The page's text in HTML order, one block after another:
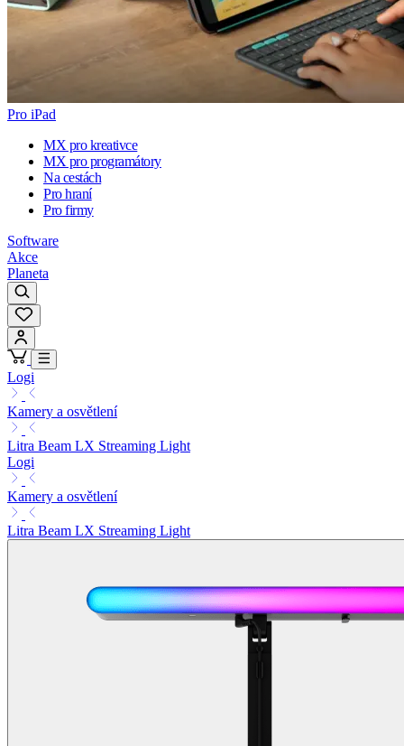
Pro iPad
MX pro kreativce
MX pro programátory
Na cestách
Pro hraní
Pro firmy
Software
Akce
Planeta
Logi
Kamery a osvětlení
Litra Beam LX Streaming Light
Logi
Kamery a osvětlení
Litra Beam LX Streaming Light